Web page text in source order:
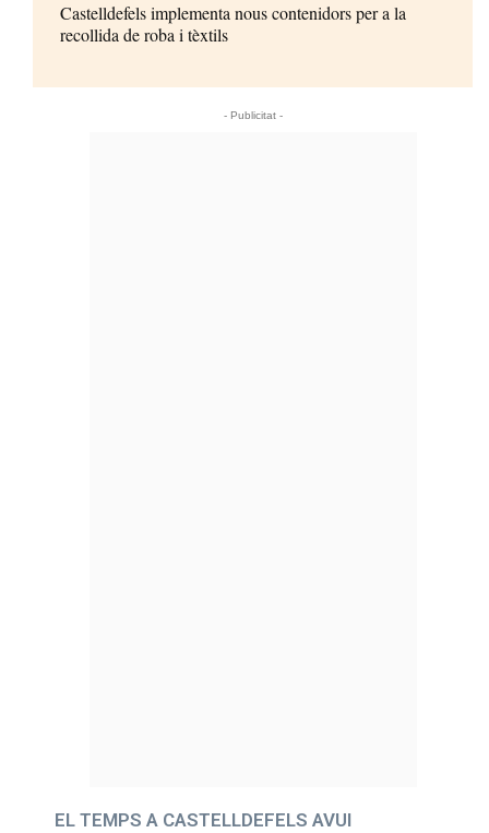
Castelldefels implementa nous contenidors per a la
recollida de roba i tèxtils
- Publicitat -
EL TEMPS A CASTELLDEFELS AVUI